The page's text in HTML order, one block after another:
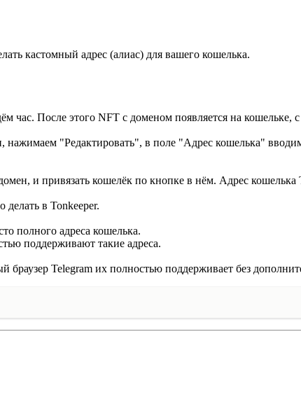
кастомный адрес (алиас) для вашего кошелька.
час. После этого NFT с доменом появляется на
"Редактировать", в поле "Адрес кошелька"
и привязать кошелёк по кнопке в нём. Адрес кошелька
в Tonkeeper.
полного адреса кошелька.
поддерживают такие адреса.
Telegram их полностью поддерживает без